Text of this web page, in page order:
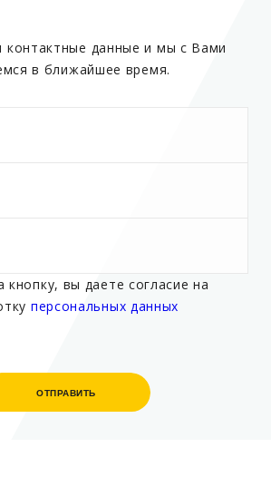
контактные данные и мы с Вами
в ближайшее время.
вы даете согласие на
персональных данных
ОТПРАВИТЬ
ОТПРАВИТЬ